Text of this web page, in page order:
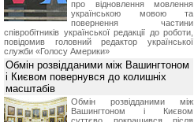
про відновлення мовлення
українською мовою та
повернення частини
співробітників української редакції до роботи,
повідомив головний редактор української
служби «Голосу Америки»
Обмін розвідданими між Вашингтоном
і Києвом повернувся до колишніх
масштабів
Обмін розвідданими між
Вашингтоном і Києвом